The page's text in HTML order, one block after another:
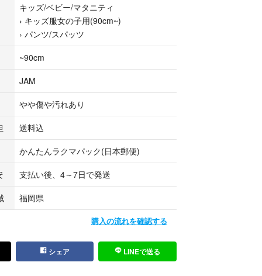
いませキッズ/ベビー/マタニティ
› キッズ服女の子用(90cm~)
› パンツ/スパッツ
~90cm
JAM
やや傷や汚れあり
送料込
かんたんラクマパック(日本郵便)
支払い後、4～7日で発送
福岡県
購入の流れを確認する
シェア LINEで送る